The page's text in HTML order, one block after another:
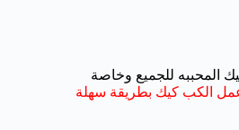
المحببه للجميع وخاصة
الكب كيك بطريقة سهلة